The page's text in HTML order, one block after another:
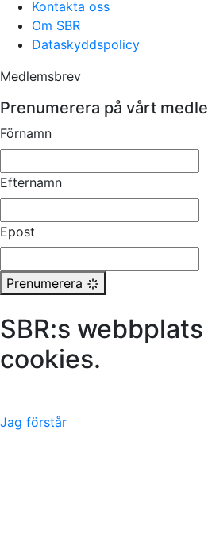
Kontakta oss
Om SBR
Dataskyddspolicy
Medlemsbrev
Prenumerera på vårt
Förnamn
Efternamn
Epost
Prenumerera
SBR:s
cookies.
Jag förstår